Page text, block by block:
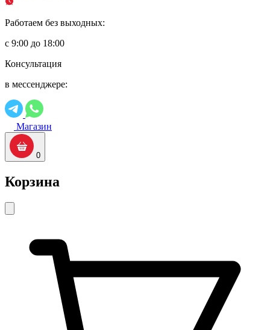
Работаем без выходных:
с 9:00 до 18:00
Консультация
в мессенджере:
Магазин
0
Корзина